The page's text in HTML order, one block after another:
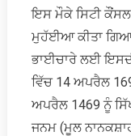
ਇਸ ਮੌਕੇ ਸਿਟੀ
ਮੁਹੱਈਆ ਕੀਤਾ
ਭਾਈਚਾਰੇ ਲਈ
ਵਿੱਚ 14 ਅਪਰੈਲ
ਅਪਰੈਲ 1469 ਨੂੰ
ਜਨਮ (ਮੂਲ